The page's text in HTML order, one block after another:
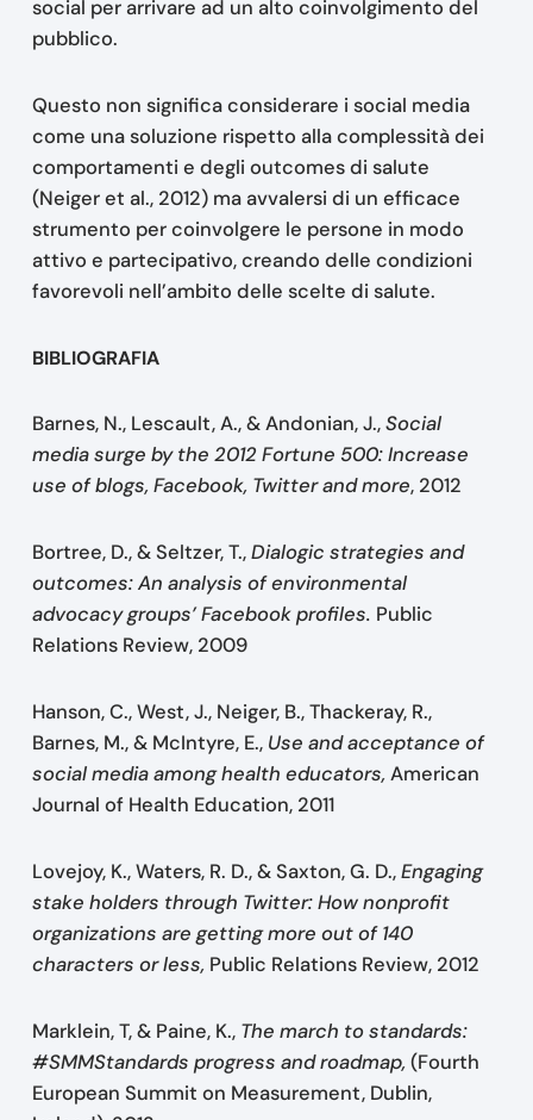
social per arrivare ad un alto coinvolgimento del
pubblico.
Questo non significa considerare i social media
come una soluzione rispetto alla complessità dei
comportamenti e degli outcomes di salute
(Neiger et al., 2012) ma avvalersi di un efficace
strumento per coinvolgere le persone in modo
attivo e partecipativo, creando delle condizioni
favorevoli nell’ambito delle scelte di salute.
BIBLIOGRAFIA
Barnes, N., Lescault, A., & Andonian, J.,Social
media surge by the 2012 Fortune 500: Increase
use of blogs, Facebook, Twitter and more, 2012
Bortree, D., & Seltzer, T.,Dialogic strategies and
outcomes: An analysis of environmental
advocacy groups’ Facebook profiles. Public
Relations Review, 2009
Hanson, C., West, J., Neiger, B., Thackeray, R.,
Barnes, M., & McIntyre, E., Use and acceptance of
social media among health educators,American
Journal of Health Education, 2011
Lovejoy, K., Waters, R. D., & Saxton, G. D.,Engaging
stake holders through Twitter: How nonprofit
organizations are getting more out of 140
characters or less, Public Relations Review, 2012
Marklein, T, & Paine, K., The march to standards:
#SMMStandards progress and roadmap,(Fourth
European Summit on Measurement, Dublin,